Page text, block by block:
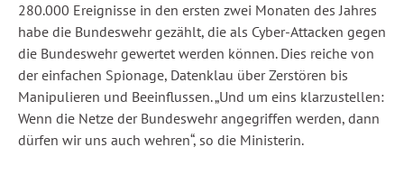
280.000 Ereignisse in den ersten zwei Monaten des Jahres
habe die Bundeswehr gezählt, die als Cyber-Attacken gegen
die Bundeswehr gewertet werden können. Dies reiche von
der einfachen Spionage, Datenklau über Zerstören bis
Manipulieren und Beeinflussen. „Und um eins klarzustellen:
Wenn die Netze der Bundeswehr angegriffen werden, dann
dürfen wir uns auch wehren“, so die Ministerin.